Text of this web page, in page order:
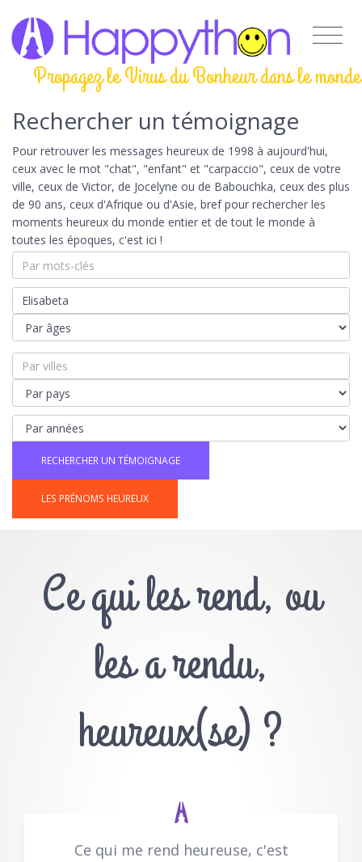
Propagez le Virus du Bonheur dans le monde
Rechercher un témoignage
Pour retrouver les messages heureux de 1998 à aujourd'hui,
ceux avec le mot "chat", "enfant" et "carpaccio", ceux de votre
ville, ceux de Victor, de Jocelyne ou de Babouchka, ceux des plus
de 90 ans, ceux d'Afrique ou d'Asie, bref pour rechercher les
moments heureux du monde entier et de tout le monde à
toutes les époques, c'est ici !
LES PRÉNOMS HEUREUX
Ce qui les rend, ou
les a rendu,
heureux(se) ?
Ce qui me rend heureuse, c'est